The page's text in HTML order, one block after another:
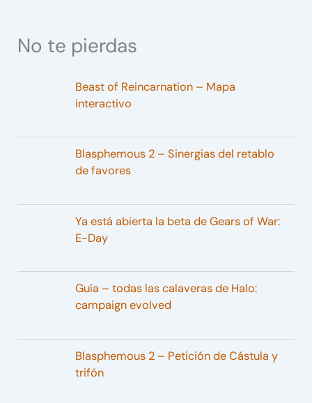
No te pierdas
Beast of Reincarnation – Mapa
interactivo
Blasphemous 2 – Sinergias del retablo
de favores
Ya está abierta la beta de Gears of War:
E-Day
Guía – todas las calaveras de Halo:
campaign evolved
Blasphemous 2 – Petición de Cástula y
trifón